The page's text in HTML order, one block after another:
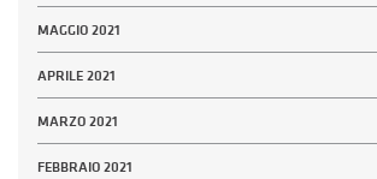
MAGGIO 2021
APRILE 2021
MARZO 2021
FEBBRAIO 2021